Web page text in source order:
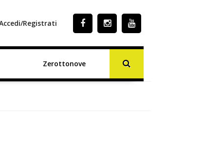
Registrati
Zerottonove